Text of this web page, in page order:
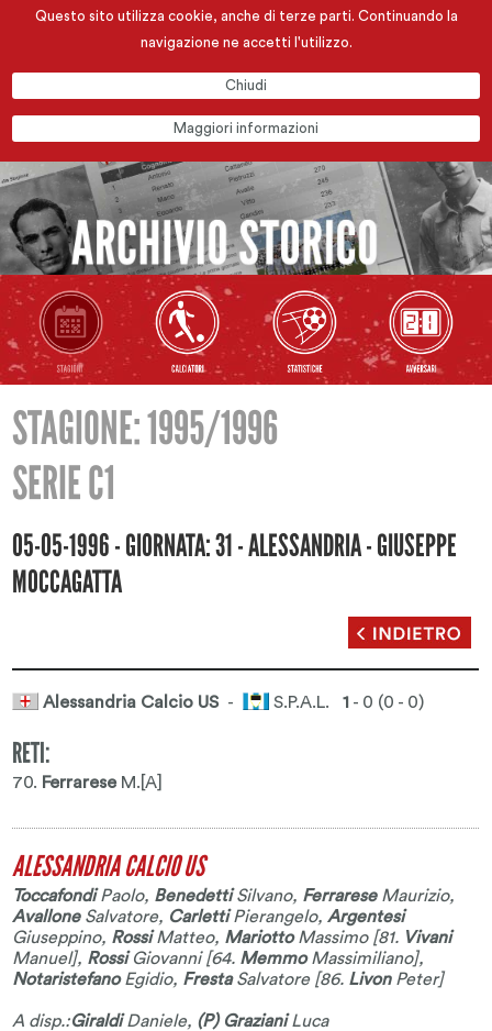
Questo sito utilizza cookie, anche di terze parti. Continuando la
navigazione ne accetti l'utilizzo.
Chiudi
Maggiori informazioni
STAGIONE: 1995/1996
SERIE C1
05-05-1996 - GIORNATA: 31 - ALESSANDRIA - GIUSEPPE
MOCCAGATTA
Alessandria Calcio US- S.P.A.L.1 - 0 (0 - 0)
RETI:
70. FerrareseM.[A]
ALESSANDRIA CALCIO US
ToccafondiPaolo, BenedettiSilvano, FerrareseMaurizio,
AvalloneSalvatore, CarlettiPierangelo,Argentesi
Giuseppino, RossiMatteo, MariottoMassimo[81. Vivani
Manuel], RossiGiovanni[64. MemmoMassimiliano],
NotaristefanoEgidio, FrestaSalvatore[86. LivonPeter]
A disp.:GiraldiDaniele, (P) GrazianiLuca